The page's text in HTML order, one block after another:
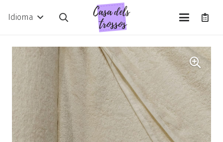
Idioma